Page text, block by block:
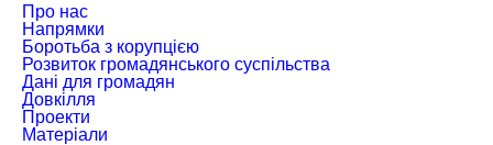
Про нас
Напрямки
Боротьба з корупцією
Розвиток громадянського суспільства
Дані для громадян
Довкілля
Проекти
Матеріали